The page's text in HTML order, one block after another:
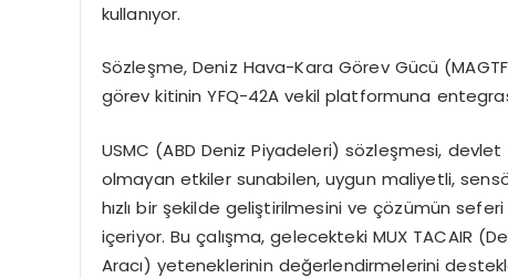
kullanıyor.
Sözleşme, Deniz Hava-Kara GörevGücü
görev kitinin YFQ-42A vekil platformuna
USMC (ABD Deniz Piyadeleri) sözleşmesi, devlet
olmayan etkiler sunabilen, uygun maliyetli,sens
hızlı bir şekilde geliştirilmesini ve çözümün
içeriyor. Bu çalışma, gelecekteki MUX TACAIR
Aracı) yeteneklerinin değerlendirmelerini